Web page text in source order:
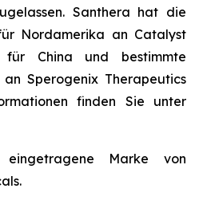
Santhera hat die
Nordamerika an Catalyst
für China und bestimmte
Sperogenix Therapeutics
finden Sie unter
eingetragene Marke von